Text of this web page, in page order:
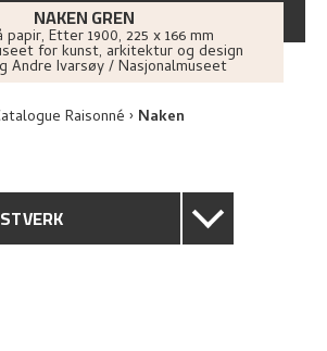
NAKEN GREN
papir, Etter1900, 225 x 166 mm
for kunst, arkitektur og design
Andre Ivarsøy / Nasjonalmuseet
Raisonné Naken